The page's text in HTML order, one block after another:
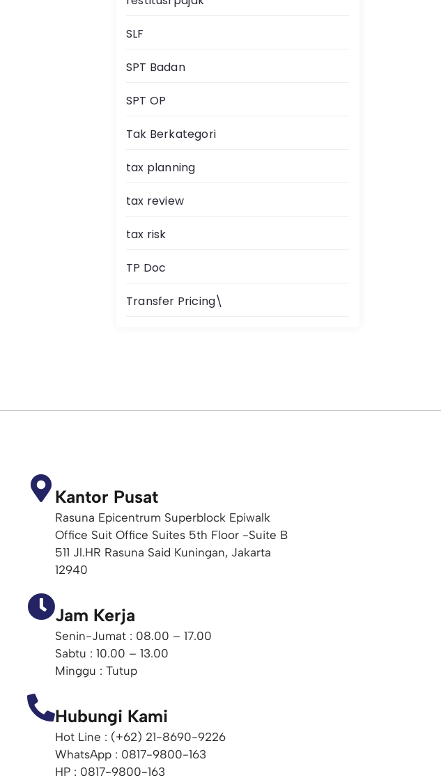
SLF
SPT Badan
SPT OP
Tak Berkategori
tax planning
tax review
tax risk
TP Doc
Transfer Pricing\
Kantor Pusat
Rasuna Epicentrum Superblock Epiwalk
Office Suit Office Suites 5th Floor -Suite B
511 Jl.HR Rasuna Said Kuningan, Jakarta
12940
Jam Kerja
Senin-Jumat : 08.00 – 17.00
Sabtu : 10.00 – 13.00
Minggu : Tutup
Hubungi Kami
Hot Line : (+62) 21-8690-9226​
WhatsApp : 0817-9800-163
HP : 0817-9800-163